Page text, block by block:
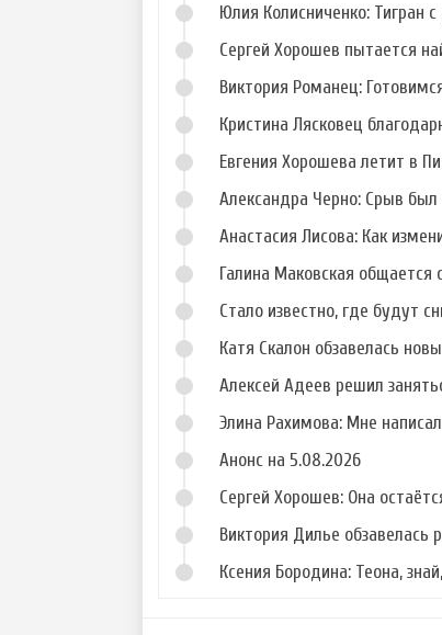
Юлия Колисниченко: Тигран
Сергей Хорошев пытается
Виктория Романец:
Кристина Лясковец
Евгения Хорошева летит в
Александра Черно: Срыв был
Анастасия Лисова: Как
Галина Маковская
Стало известно, где будут
Катя Скалон обзавелась
Алексей Адеев решил
Элина Рахимова: Мне
Анонс на 5.08.2026
Сергей Хорошев: Она
Виктория Дилье обзавелась
Ксения Бородина: Теона,